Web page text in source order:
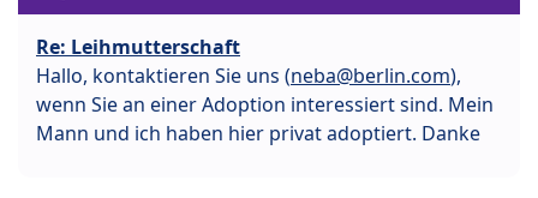
Re: Leihmutterschaft
Hallo, kontaktieren Sie uns (neba@berlin.com),
wenn Sie an einer Adoption interessiert sind. Mein
Mann und ich haben hier privat adoptiert. Danke